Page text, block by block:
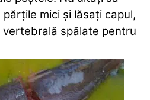
mici și lăsați capul,
vertebrală spălate pentru